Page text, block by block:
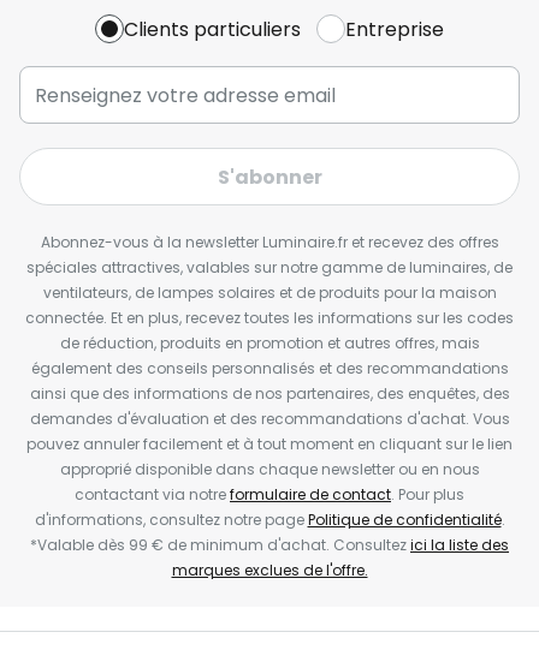
Clients particuliers Entreprise
S'abonner
Abonnez-vous à la newsletter Luminaire.fr et recevez des offres
spéciales attractives, valables sur notre gamme de luminaires, de
ventilateurs, de lampes solaires et de produits pour la maison
connectée. Et en plus, recevez toutes les informations sur les codes
de réduction, produits en promotion et autres offres, mais
également des conseils personnalisés et des recommandations
ainsi que des informations de nos partenaires, des enquêtes, des
demandes d'évaluation et des recommandations d'achat. Vous
pouvez annuler facilement et à tout moment en cliquant sur le lien
approprié disponible dans chaque newsletter ou en nous
contactant via notreformulaire de contact. Pour plus
d'informations, consultez notre pagePolitique de confidentialité.
*Valable dès 99 € de minimum d'achat. Consultezici la liste des
marques exclues de l'offre.